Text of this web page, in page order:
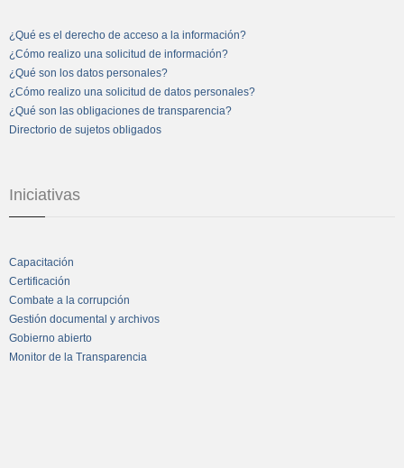
¿Qué es el derecho de acceso a la información?
¿Cómo realizo una solicitud de información?
¿Qué son los datos personales?
¿Cómo realizo una solicitud de datos personales?
¿Qué son las obligaciones de transparencia?
Directorio de sujetos obligados
Iniciativas
Capacitación
Certificación
Combate a la corrupción
Gestión documental y archivos
Gobierno abierto
Monitor de la Transparencia